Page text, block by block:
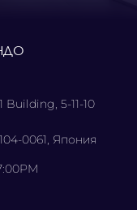
Building, 5-11-10
0061, Япония